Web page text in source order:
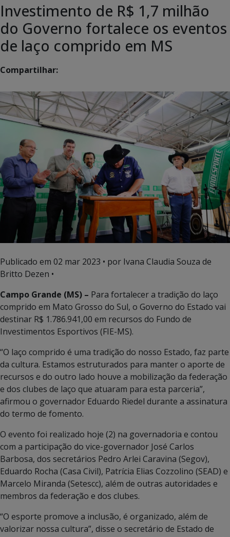
Investimento de R$ 1,7 milhão
do Governo fortalece os eventos
de laço comprido em MS
Compartilhar:
Publicado em 02 mar 2023 • por Ivana Claudia Souza de
Britto Dezen •
Campo Grande (MS) – Para fortalecer a tradição do laço
comprido em Mato Grosso do Sul, o Governo do Estado vai
destinar R$ 1.786.941,00 em recursos do Fundo de
Investimentos Esportivos (FIE-MS).
“O laço comprido é uma tradição do nosso Estado, faz parte
da cultura. Estamos estruturados para manter o aporte de
recursos e do outro lado houve a mobilização da federação
e dos clubes de laço que atuaram para esta parceria”,
afirmou o governador Eduardo Riedel durante a assinatura
do termo de fomento.
O evento foi realizado hoje (2) na governadoria e contou
com a participação do vice-governador José Carlos
Barbosa, dos secretários Pedro Arlei Caravina (Segov),
Eduardo Rocha (Casa Civil), Patrícia Elias Cozzolino (SEAD) e
Marcelo Miranda (Setescc), além de outras autoridades e
membros da federação e dos clubes.
“O esporte promove a inclusão, é organizado, além de
valorizar nossa cultura”, disse o secretário de Estado de